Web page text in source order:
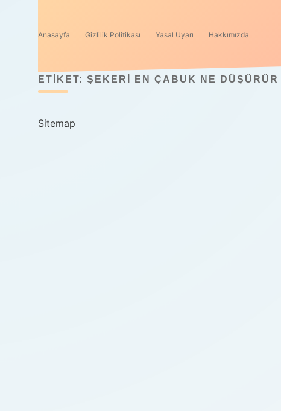
Anasayfa Gizlilik Politikası Yasal Uyarı Hakkımızda
ETIKET: ŞEKERI EN ÇABUK NE DÜŞÜRÜR
Sitemap